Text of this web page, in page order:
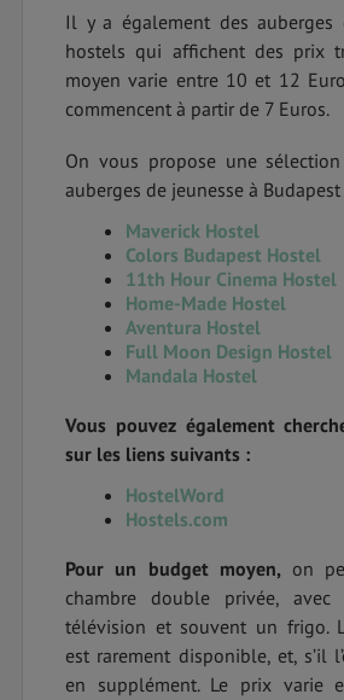
Il y a également des auberges
hostels qui affichent des prix
moyen varie entre 10 et 12
commencent à partir de 7 Euros.
On vous propose une
auberges de jeunesse à Budapest
Maverick Hostel
Colors Budapest Hostel
11th Hour Cinema Hostel
Home-Made Hostel
Aventura Hostel
Full Moon Design Hostel
Mandala Hostel
Vous pouvez également
sur les liens suivants :
HostelWord
Hostels.com
Pour un budget moyen, on
chambre double privée,
télévision et souvent un frigo.
est rarement disponible, et, s’il
en supplément. Le prix varie